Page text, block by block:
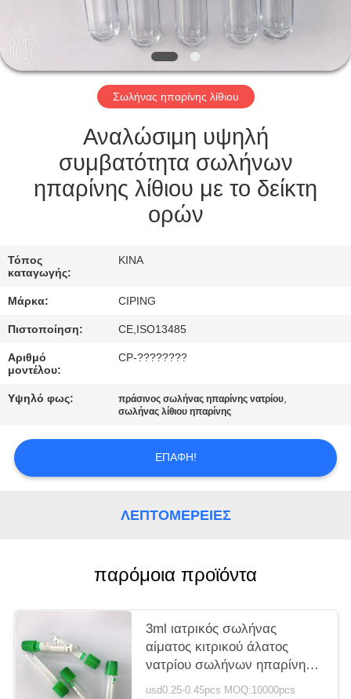
ΈΛΕΓΧΟΣ
ΜΑΣ
ΕΛΆΤΕ
ΖΗΤΉΣΤΕ
ΑΠΌΣΠΑΣΜΑ
SITEMAP
PRIVACY
Σωλήνας ηπαρίνης λίθιου
Αναλώσιμη υψηλή
συμβατότητα σωλήνων
ηπαρίνης λίθιου με το δείκτη
ορών
Τόπος
καταγωγής:
ΚΙΝΑ
Μάρκα: CIPING
Πιστοποίηση: CE,ISO13485
Αριθμό
μοντέλου:
CP-????????
Υψηλό φως: πράσινος σωλήνας ηπαρίνης νατρίου,
σωλήνας λίθιου ηπαρίνης
ΕΠΑΦΉ!
ΛΕΠΤΟΜΈΡΕΙΕΣ
παρόμοια προϊόντα
3ml ιατρικός σωλήνας
αίματος κιτρικού άλατος
νατρίου σωλήνων ηπαρίνης
λίθιου νατρίου
usd0.25-0.45pcs MOQ:10000pcs